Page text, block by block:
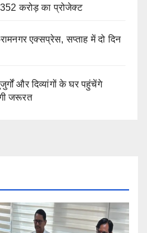
करोड़ का प्रोजेक्ट
एक्सप्रेस, सप्ताह में दो दिन
और दिव्यांगों के घर पहुंचेंगे
जरूरत